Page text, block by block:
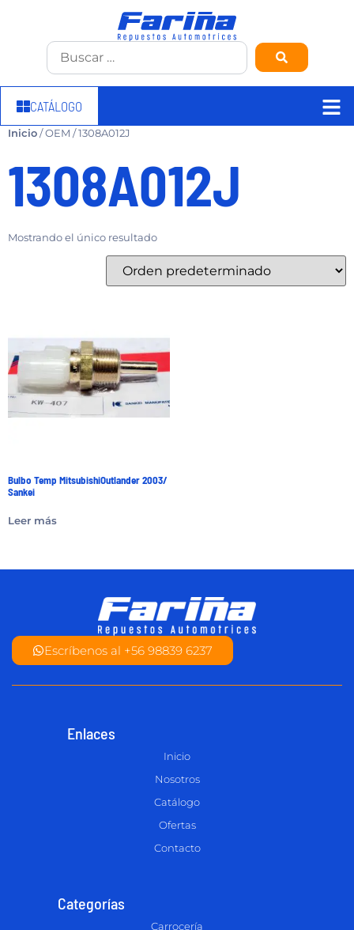
CATÁLOGO
Inicio/ OEM / 1308A012J
1308A012J
Mostrando el único resultado
Bulbo Temp MitsubishiOutlander 2003/
Sankei
Leer más
Escríbenos al +56 98839 6237
Enlaces
Inicio
Nosotros
Catálogo
Ofertas
Contacto
Categorías
Carrocería